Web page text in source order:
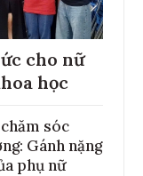
cho nữ
học
sóc
Gánh nặng
phụ nữ